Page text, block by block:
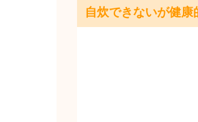
自炊できないが健康